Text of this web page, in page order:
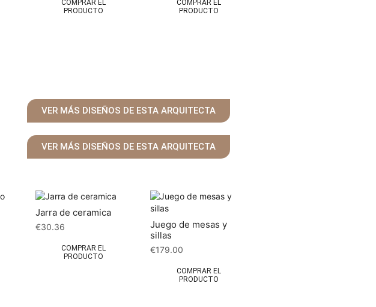
COMPRAR EL
PRODUCTO
COMPRAR EL
PRODUCTO
VER MÁS DISEÑOS DE ESTA ARQUITECTA
VER MÁS DISEÑOS DE ESTA ARQUITECTA
Jarra de ceramica
€30.36
COMPRAR EL
PRODUCTO
Juego de mesas y
sillas
€179.00
COMPRAR EL
PRODUCTO